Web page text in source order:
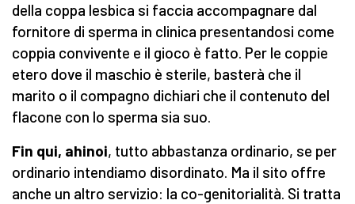
della coppa lesbica si faccia accompagnare dal
fornitore di sperma in clinica presentandosi come
coppia convivente e il gioco è fatto. Per le coppie
etero dove il maschio è sterile, basterà che il
marito o il compagno dichiari che il contenuto del
flacone con lo sperma sia suo.
Fin qui, ahinoi, tutto abbastanza ordinario, se per
ordinario intendiamo disordinato. Ma il sito offre
anche un altro servizio: la co-genitorialità. Si tratta